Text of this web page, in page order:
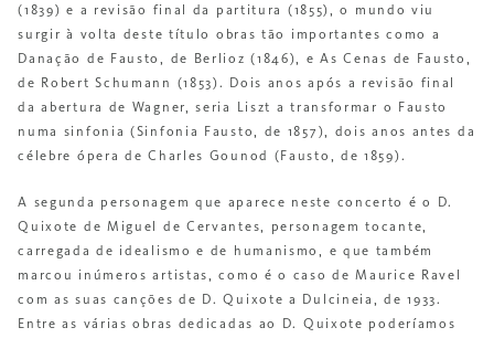
(1839) e a revisão final da partitura (1855), o mundo viu
surgir à volta deste título obras tão importantes como a
Danação de Fausto, de Berlioz (1846), e As Cenas de Fausto,
de Robert Schumann (1853). Dois anos após a revisão final
da abertura de Wagner, seria Liszt a transformar o Fausto
numa sinfonia (Sinfonia Fausto, de 1857), dois anos antes da
célebre ópera de Charles Gounod (Fausto, de 1859).
A segunda personagem que aparece neste concerto é o D.
Quixote de Miguel de Cervantes, personagem tocante,
carregada de idealismo e de humanismo, e que também
marcou inúmeros artistas, como é o caso de Maurice Ravel
com as suas canções de D. Quixote a Dulcineia, de 1933.
Entre as várias obras dedicadas ao D. Quixote poderíamos